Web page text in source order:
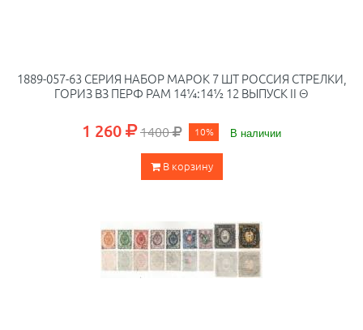
1889-057-63 СЕРИЯ НАБОР МАРОК 7 ШТ РОССИЯ СТРЕЛКИ,
ГОРИЗ ВЗ ПЕРФ РАМ 14¼:14½ 12 ВЫПУСК II Θ
1 260 1400 10% В наличии
В корзину